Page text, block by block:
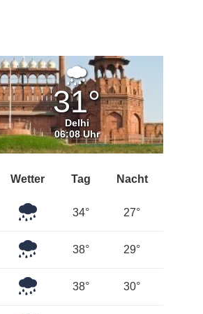
Leichter
Regen
31°
Delhi
06:08 Uhr
Wetter Tag Nacht
Leichter34° 27°
Leichter38° 29°
Mäßiger38° 30°